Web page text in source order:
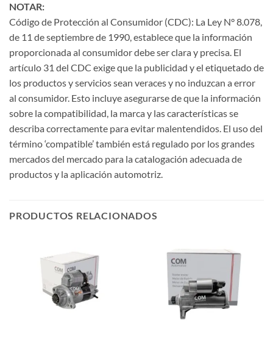
NOTAR:
Código de Protección al Consumidor (CDC): La Ley N° 8.078,
de 11 de septiembre de 1990, establece que la información
proporcionada al consumidor debe ser clara y precisa. El
artículo 31 del CDC exige que la publicidad y el etiquetado de
los productos y servicios sean veraces y no induzcan a error
al consumidor. Esto incluye asegurarse de que la información
sobre la compatibilidad, la marca y las características se
describa correctamente para evitar malentendidos. El uso del
término ‘compatible’ también está regulado por los grandes
mercados del mercado para la catalogación adecuada de
productos y la aplicación automotriz.
PRODUCTOS RELACIONADOS